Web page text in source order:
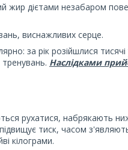
жир дієтами незабаром
виснажливих серце.
за рік розійшлися
Наслідками
рухатися, набрякають
тиск, часом
кілограми.